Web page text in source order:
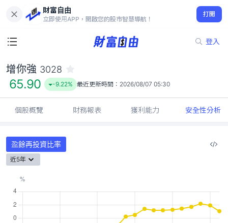
財富自由
立即使用APP，開啟您的股市智慧導航！
打開
登入
65.90
-9.22%
增你強 3028
65.90 -9.22% 最近更新時間： 2026/08/07 05:30
個股概覽 財務報表 獲利能力 安全性分析
盈餘再投資比率
近5年